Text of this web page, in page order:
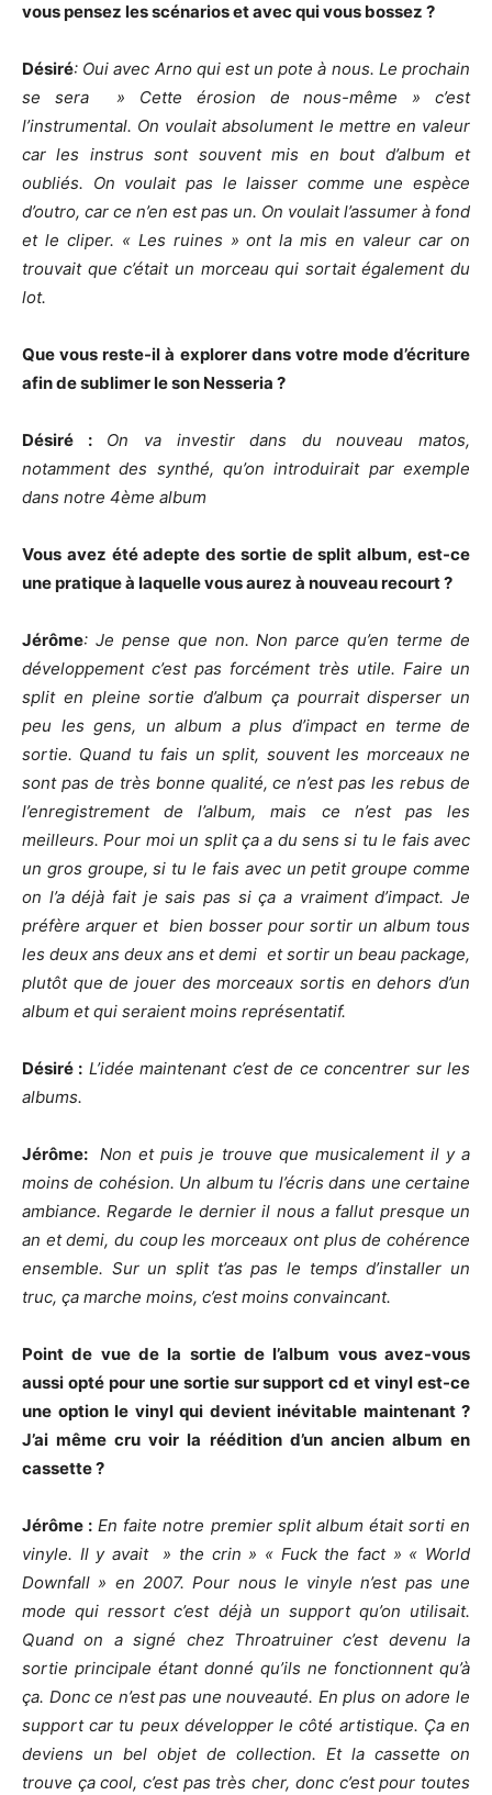
vous pensez les scénarios et avec qui vous bossez ?
Désiré: Oui avec Arno qui est un pote à nous. Le prochain
se sera » Cette érosion de nous-même » c’est
l’instrumental. On voulait absolument le mettre en valeur
car les instrus sont souvent mis en bout d’album et
oubliés. On voulait pas le laisser comme une espèce
d’outro, car ce n’en est pas un. On voulait l’assumer à fond
et le cliper. « Les ruines » ont la mis en valeur car on
trouvait que c’était un morceau qui sortait également du
lot.
Que vous reste-il à explorer dans votre mode d’écriture
afin de sublimer le son Nesseria ?
Désiré :On va investir dans du nouveau matos,
notamment des synthé, qu’on introduirait par exemple
dans notre 4ème album
Vous avez été adepte des sortie de split album, est-ce
une pratique à laquelle vous aurez à nouveau recourt ?
Jérôme: Je pense que non. Non parce qu’en terme de
développement c’est pas forcément très utile. Faire un
split en pleine sortie d’album ça pourrait disperser un
peu les gens, un album a plus d’impact en terme de
sortie. Quand tu fais un split, souvent les morceaux ne
sont pas de très bonne qualité, ce n’est pas les rebus de
l’enregistrement de l’album, mais ce n’est pas les
meilleurs. Pour moi un split ça a du sens si tu le fais avec
un gros groupe, si tu le fais avec un petit groupe comme
on l’a déjà fait je sais pas si ça a vraiment d’impact. Je
préfère arquer et bien bosser pour sortir un album tous
les deux ans deux ans et demi et sortir un beau package,
plutôt que de jouer des morceaux sortis en dehors d’un
album et qui seraient moins représentatif.
Désiré : L’idée maintenant c’est de ce concentrer sur les
albums.
Jérôme: Non et puis je trouve que musicalement il y a
moins de cohésion. Un album tu l’écris dans une certaine
ambiance. Regarde le dernier il nous a fallut presque un
an et demi, du coup les morceaux ont plus de cohérence
ensemble. Sur un split t’as pas le temps d’installer un
truc, ça marche moins, c’est moins convaincant.
Point de vue de la sortie de l’album vous avez-vous
aussi opté pour une sortie sur support cd et vinyl est-ce
une option le vinyl qui devient inévitable maintenant ?
J’ai même cru voir la réédition d’un ancien album en
cassette ?
Jérôme : En faite notre premier split album était sorti en
vinyle. Il y avait » the crin » « Fuck the fact » « World
Downfall » en 2007. Pour nous le vinyle n’est pas une
mode qui ressort c’est déjà un support qu’on utilisait.
Quand on a signé chez Throatruiner c’est devenu la
sortie principale étant donné qu’ils ne fonctionnent qu’à
ça. Donc ce n’est pas une nouveauté. En plus on adore le
support car tu peux développer le côté artistique. Ça en
deviens un bel objet de collection. Et la cassette on
trouve ça cool, c’est pas très cher, donc c’est pour toutes